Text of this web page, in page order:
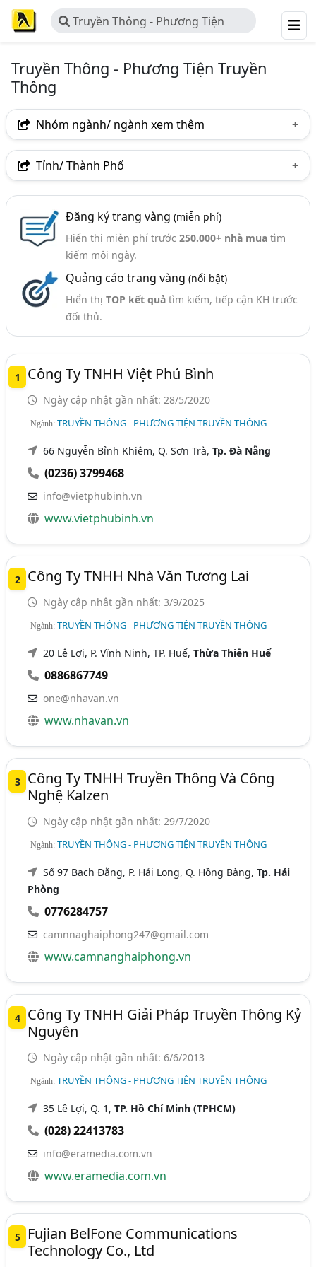
Truyền Thông - Phương Tiện
Truyền Thông
Truyền Thông - Phương Tiện Truyền
Thông
Nhóm ngành/ ngành xem thêm
Ngành nghề
Ngành xem thêm
Truyền Thông - Các Công Ty Truyền Thông (217)
Tỉnh/ Thành Phố
TP. Hải Phòng
Nghệ An Thừa Thiên Huế
Đăng ký trang vàng (miễn phí)
Hiển thị miễn phí trước 250.000+ nhà muatìm
kiếm mỗi ngày.
Quảng cáo trang vàng (nổi bật)
Hiển thị TOP kết quảtìm kiếm, tiếp cận KH trước
đối thủ.
1 Công Ty TNHH Việt Phú Bình
Ngày cập nhật gần nhất: 28/5/2020
Ngành:TRUYỀN THÔNG - PHƯƠNG TIỆN TRUYỀN THÔNG
66 Nguyễn Bỉnh Khiêm, Q. Sơn Trà,Tp. Đà Nẵng
(0236) 3799468
info@vietphubinh.vn
www.vietphubinh.vn
2 Công Ty TNHH Nhà Văn Tương Lai
Ngày cập nhật gần nhất: 3/9/2025
Ngành:TRUYỀN THÔNG - PHƯƠNG TIỆN TRUYỀN THÔNG
20 Lê Lợi, P. Vĩnh Ninh, TP. Huế,Thừa Thiên Huế
0886867749
one@nhavan.vn
www.nhavan.vn
3
Công Ty TNHH Truyền Thông Và Công
Nghệ Kalzen
Ngày cập nhật gần nhất: 29/7/2020
Ngành:TRUYỀN THÔNG - PHƯƠNG TIỆN TRUYỀN THÔNG
Số 97 Bạch Đằng, P. Hải Long, Q. Hồng Bàng,Tp. Hải
Phòng
0776284757
camnnaghaiphong247@gmail.com
www.camnanghaiphong.vn
4
Công Ty TNHH Giải Pháp Truyền Thông Kỷ
Nguyên
Ngày cập nhật gần nhất: 6/6/2013
Ngành:TRUYỀN THÔNG - PHƯƠNG TIỆN TRUYỀN THÔNG
35 Lê Lợi, Q. 1,TP. Hồ Chí Minh (TPHCM)
(028) 22413783
info@eramedia.com.vn
www.eramedia.com.vn
5
Fujian BelFone Communications
Technology Co., Ltd